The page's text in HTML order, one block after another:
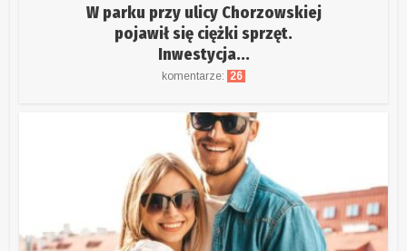
W parku przy ulicy Chorzowskiej
pojawił się ciężki sprzęt.
Inwestycja...
komentarze: 26